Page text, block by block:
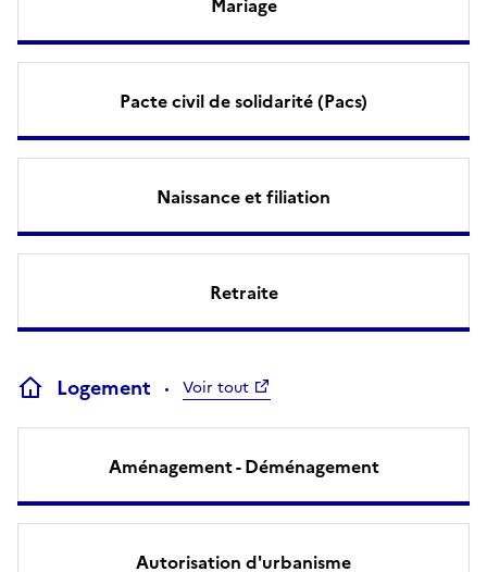
Pacte civil de solidarité (Pacs)
Naissance et filiation
Retraite
Logement Voir tout
Aménagement - Déménagement
Autorisation d'urbanisme